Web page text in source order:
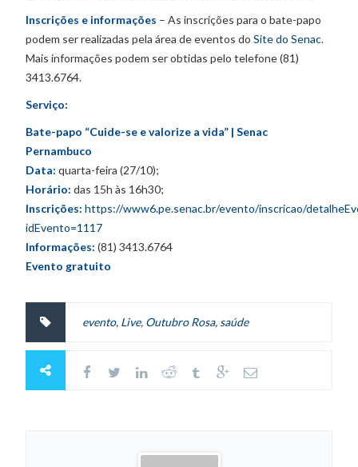
Inscrições e informações – As inscrições para o bate-papo
podem ser realizadas pela área de eventos doSite do Senac.
Mais informações podem ser obtidas pelo telefone (81)
3413.6764.
Serviço:
Bate-papo “Cuide-se e valorize a vida” | Senac
Pernambuco
Data: quarta-feira (27/10);
Horário: das 15h às 16h30;
Inscrições: https://www6.pe.senac.br/evento/inscricao/
idEvento=1117
Informações: (81) 3413.6764
Evento gratuito
evento, Live, Outubro Rosa, saúde